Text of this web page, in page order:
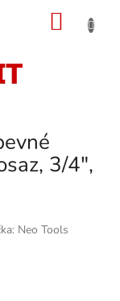
3/4",
Neo Tools